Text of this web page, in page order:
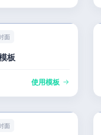
面
板
使用模板
面